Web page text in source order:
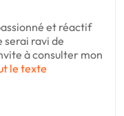
et réactif
serai ravi de
à consulter mon
le texte